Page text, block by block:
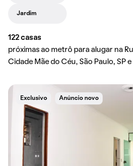
Jardim
122 casas
próximas ao metrô para alugar na
Cidade Mãe do Céu, São Paulo, SP
Exclusivo Anúncio novo